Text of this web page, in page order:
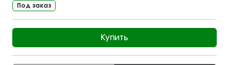
Под заказ
Купить